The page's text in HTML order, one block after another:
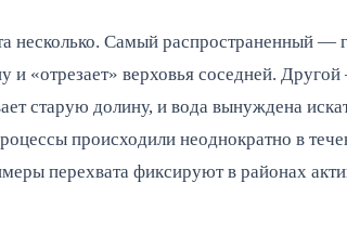
несколько. Самый распространенный —
и «отрезает» верховья соседней.
старую долину, и вода вынуждена
происходили неоднократно в
перехвата фиксируют в районах